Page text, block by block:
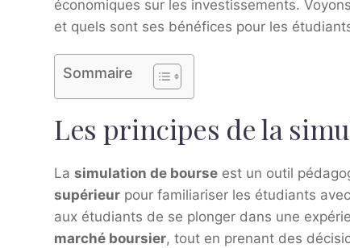
économiques sur les investissements.
et quels sont ses bénéfices pour les
Sommaire
Les principes de la
La simulation de bourse est un outil
supérieur pour familiariser les étudiants
aux étudiants de se plonger dans une
marché boursier, tout en prenant des